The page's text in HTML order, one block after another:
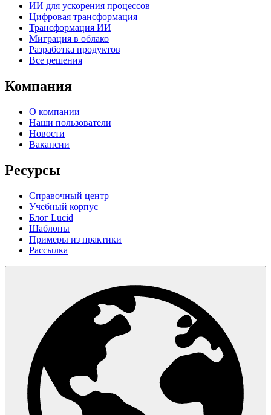
ИИ для ускорения процессов
Цифровая трансформация
Трансформация ИИ
Миграция в облако
Разработка продуктов
Все решения
Компания
О компании
Наши пользователи
Новости
Вакансии
Ресурсы
Справочный центр
Учебный корпус
Блог Lucid
Шаблоны
Примеры из практики
Рассылка